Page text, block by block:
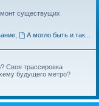
существущих
,
А могло быть и так...
Своя трассировка
будущего метро?